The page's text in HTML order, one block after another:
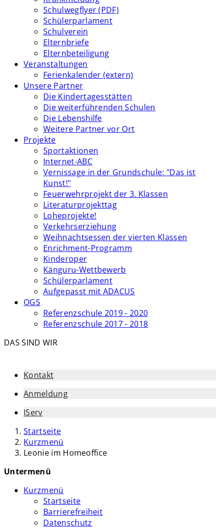
Schulwegflyer (PDF)
Schülerparlament
Schulverein
Elternbriefe
Elternbeteiligung
Veranstaltungen
Ferienkalender (extern)
Unsere Partner
Die Kindertagesstätten
Die weiterführenden Schulen
Die Lebenshilfe
Weitere Partner vor Ort
Projekte
Sportaktionen
Internet-ABC
Vernissage in der Grundschule: "Das ist
Kunst!"
Feuerwehrprojekt der 3. Klassen
Literaturprojekttag
Loheprojekte!
Verkehrserziehung
Weihnachtsessen der vierten Klassen
Enrichment-Programm
Kinderoper
Känguru-Wettbewerb
Schülerparlament
Aufgepasst mit ADACUS
OGS
Referenzschule 2019 - 2020
Referenzschule 2017 - 2018
DAS SIND WIR
Kontakt
Anmeldung
IServ
Startseite
Kurzmenü
Leonie im Homeoffice
Untermenü
Kurzmenü
Startseite
Barrierefreiheit
Datenschutz